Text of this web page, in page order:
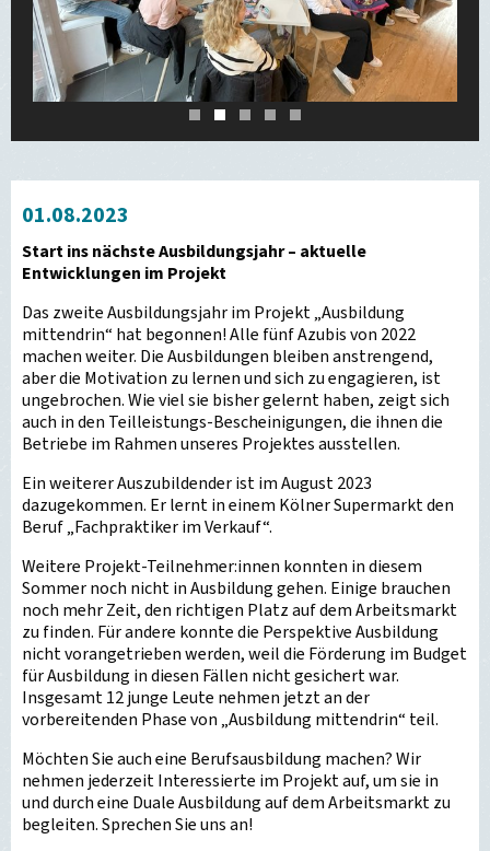
1 2 3 4 5
01.08.2023
Start ins nächste Ausbildungsjahr – aktuelle
Entwicklungen im Projekt
Das zweite Ausbildungsjahr im Projekt „Ausbildung
mittendrin“ hat begonnen! Alle fünf Azubis von 2022
machen weiter. Die Ausbildungen bleiben anstrengend,
aber die Motivation zu lernen und sich zu engagieren, ist
ungebrochen. Wie viel sie bisher gelernt haben, zeigt sich
auch in den Teilleistungs-Bescheinigungen, die ihnen die
Betriebe im Rahmen unseres Projektes ausstellen.
Ein weiterer Auszubildender ist im August 2023
dazugekommen. Er lernt in einem Kölner Supermarkt den
Beruf „Fachpraktiker im Verkauf“.
Weitere Projekt-Teilnehmer:innen konnten in diesem
Sommer noch nicht in Ausbildung gehen. Einige brauchen
noch mehr Zeit, den richtigen Platz auf dem Arbeitsmarkt
zu finden. Für andere konnte die Perspektive Ausbildung
nicht vorangetrieben werden, weil die Förderung im Budget
für Ausbildung in diesen Fällen nicht gesichert war.
Insgesamt 12 junge Leute nehmen jetzt an der
vorbereitenden Phase von „Ausbildung mittendrin“ teil.
Möchten Sie auch eine Berufsausbildung machen? Wir
nehmen jederzeit Interessierte im Projekt auf, um sie in
und durch eine Duale Ausbildung auf dem Arbeitsmarkt zu
begleiten. Sprechen Sie uns an!